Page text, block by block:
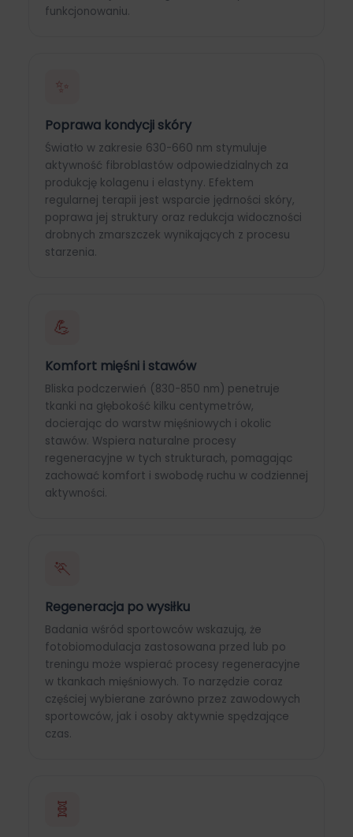
funkcjonowaniu.
✨
Poprawa kondycji skóry
Światło w zakresie 630-660 nm stymuluje
aktywność fibroblastów odpowiedzialnych za
produkcję kolagenu i elastyny. Efektem
regularnej terapii jest wsparcie jędrności skóry,
poprawa jej struktury oraz redukcja widoczności
drobnych zmarszczek wynikających z procesu
starzenia.
💪
Komfort mięśni i stawów
Bliska podczerwień (830-850 nm) penetruje
tkanki na głębokość kilku centymetrów,
docierając do warstw mięśniowych i okolic
stawów. Wspiera naturalne procesy
regeneracyjne w tych strukturach, pomagając
zachować komfort i swobodę ruchu w codziennej
aktywności.
🏃
Regeneracja po wysiłku
Badania wśród sportowców wskazują, że
fotobiomodulacja zastosowana przed lub po
treningu może wspierać procesy regeneracyjne
w tkankach mięśniowych. To narzędzie coraz
częściej wybierane zarówno przez zawodowych
sportowców, jak i osoby aktywnie spędzające
czas.
🧬